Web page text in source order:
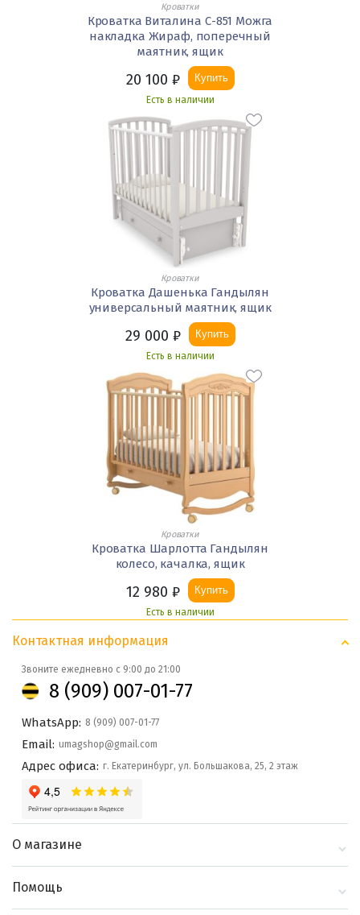
Кроватки
Кроватка Виталина С-851 Можга
накладка Жираф, поперечный
маятник, ящик
20 100 ₽ Купить
Есть в наличии
Кроватки
Кроватка Дашенька Гандылян
универсальный маятник, ящик
29 000 ₽ Купить
Есть в наличии
Кроватки
Кроватка Шарлотта Гандылян
колесо, качалка, ящик
12 980 ₽ Купить
Есть в наличии
Контактная информация
Звоните ежедневно с 9:00 до 21:00
8 (909) 007-01-77
WhatsApp: 8 (909) 007-01-77
Email: umagshop@gmail.com
Адрес офиса: г. Екатеринбург, ул. Большакова, 25, 2 этаж
О магазине
Помощь